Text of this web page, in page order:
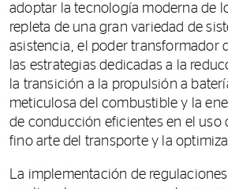
adoptar la tecnología moderna de
repleta de una gran variedad de
asistencia, el poder transformador
las estrategias dedicadas a la
la transición a la propulsión a
meticulosa del combustible y la
de conducción eficientes en el uso
fino arte del transporte y la
La implementación de